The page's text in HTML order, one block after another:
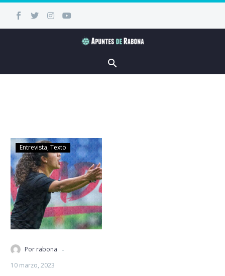
Entrevista Texto
Por rabona -
10 marzo, 2023